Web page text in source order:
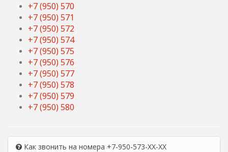
+7 (950) 570
+7 (950) 571
+7 (950) 572
+7 (950) 574
+7 (950) 575
+7 (950) 576
+7 (950) 577
+7 (950) 578
+7 (950) 579
+7 (950) 580
Как звонить на номера +7-950-573-XX-XX